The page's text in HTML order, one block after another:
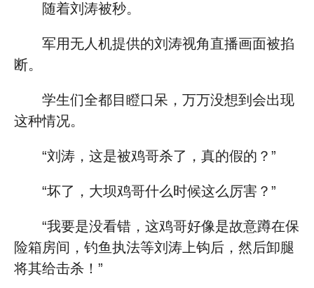
随着刘涛被秒。
军用无人机提供的刘涛视角直播画面被掐
断。
学生们全都目瞪口呆，万万没想到会出现
这种情况。
“刘涛，这是被鸡哥杀了，真的假的？”
“坏了，大坝鸡哥什么时候这么厉害？”
“我要是没看错，这鸡哥好像是故意蹲在保
险箱房间，钓鱼执法等刘涛上钩后，然后卸腿
将其给击杀！”